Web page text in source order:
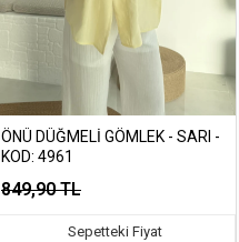
ÖNÜ DÜĞMELI GÖMLEK - SARI -
KOD: 4961
849,90 TL
Sepetteki Fiyat